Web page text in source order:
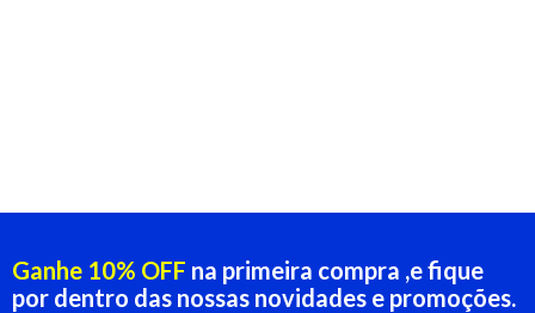
Ganhe 10% OFF na primeira compra ,e fique
por dentro das nossas novidades e promoções.